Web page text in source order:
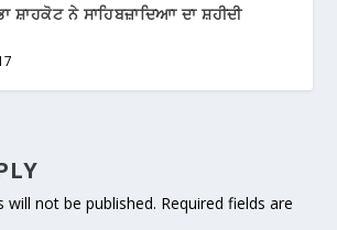
ਸ਼ਾਹਕੋਟ ਨੇ ਸਾਹਿਬਜ਼ਾਦਿਆਾ ਦਾ ਸ਼ਹੀਦੀ
will not be published. Required fields are